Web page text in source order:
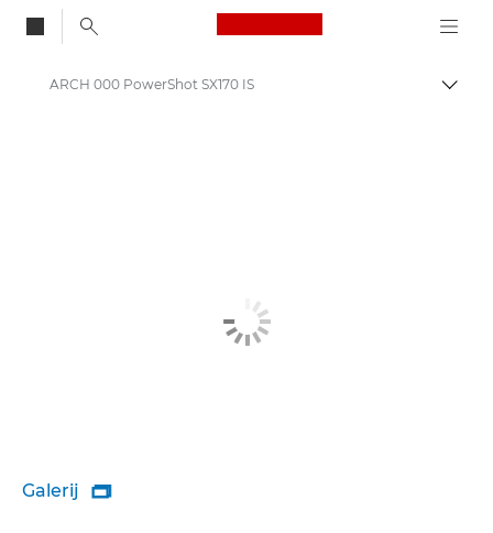
Canon Logo, back
ARCH 000 PowerShot SX170 IS
Galerij 